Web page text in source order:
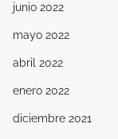
junio 2022
mayo 2022
abril 2022
enero 2022
diciembre 2021